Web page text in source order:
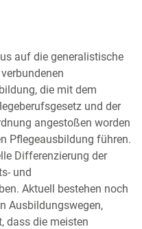
auf die generalistische
die mit dem
und der
angestoßen worden
Pflegeausbildung führen.
Differenzierung der
und
Aktuell bestehen noch
Ausbildungswegen,
dass die meisten